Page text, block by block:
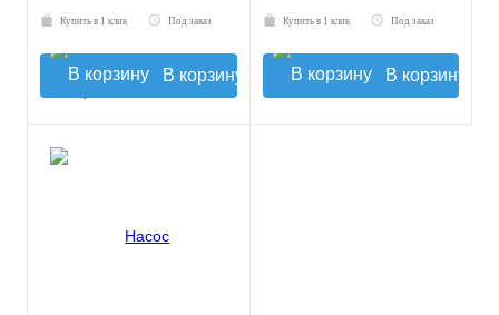
Купить в 1 клик Под заказ
В корзину
Купить в 1 клик Под заказ
В корзину